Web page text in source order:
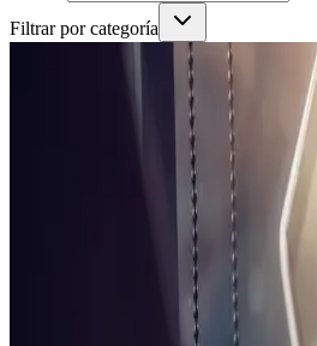
Filtrar por categoría